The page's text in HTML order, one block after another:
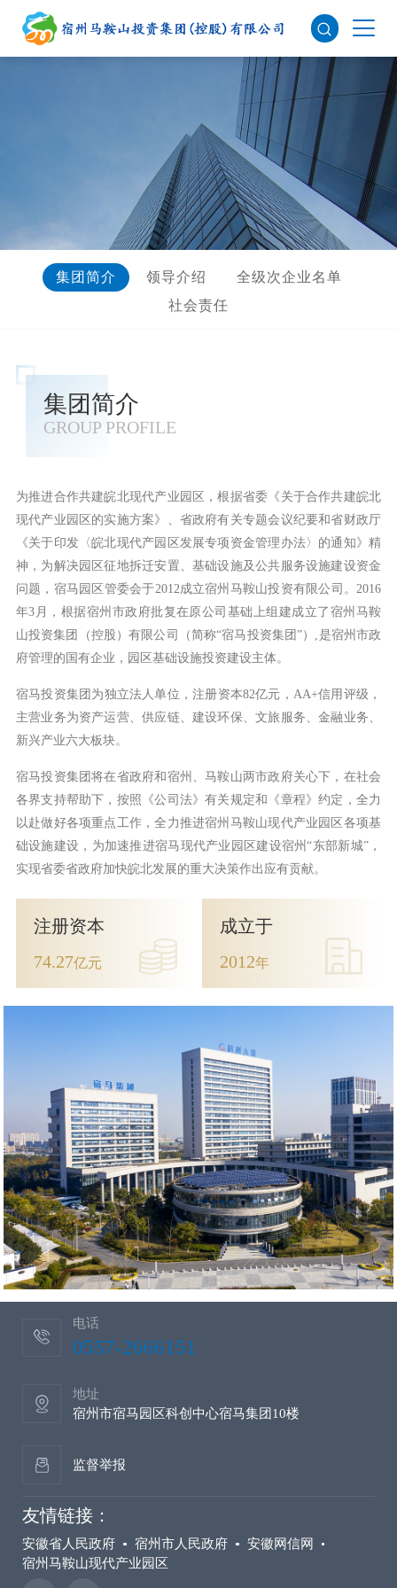
集团简介 领导介绍
全级次企业名单
社会责任
集团简介
GROUP PROFILE
为推进合作共建皖北现代产业园区，根据省委《关于合作共建皖北
现代产业园区的实施方案》、省政府有关专题会议纪要和省财政厅
《关于印发〈皖北现代产园区发展专项资金管理办法〉的通知》精
神，为解决园区征地拆迁安置、基础设施及公共服务设施建设资金
问题，宿马园区管委会于2012成立宿州马鞍山投资有限公司。2016
年3月，根据宿州市政府批复在原公司基础上组建成立了宿州马鞍
山投资集团（控股）有限公司（简称“宿马投资集团”）,是宿州市政
府管理的国有企业，园区基础设施投资建设主体。
宿马投资集团为独立法人单位，注册资本82亿元，AA+信用评级，
主营业务为资产运营、供应链、建设环保、文旅服务、金融业务、
新兴产业六大板块。
宿马投资集团将在省政府和宿州、马鞍山两市政府关心下，在社会
各界支持帮助下，按照《公司法》有关规定和《章程》约定，全力
以赴做好各项重点工作，全力推进宿州马鞍山现代产业园区各项基
础设施建设，为加速推进宿马现代产业园区建设宿州“东部新城”，
实现省委省政府加快皖北发展的重大决策作出应有贡献。
注册资本
74.27亿元
成立于
2012年
电话
0557-2666151
地址
宿州市宿马园区科创中心宿马集团10楼
监督举报
友情链接：
安徽省人民政府 宿州市人民政府
安徽网信网
宿州马鞍山现代产业园区